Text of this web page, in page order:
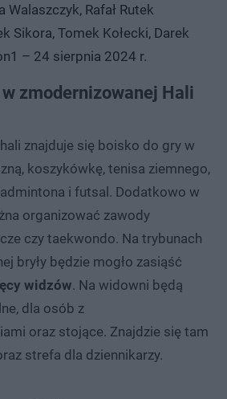
Walaszczyk, Rafał Rutek
Sikora, Tomek Kołecki, Darek
– 24 sierpnia 2024 r.
zmodernizowanej Hali
znajduje się boisko do gry w
koszykówkę, tenisa ziemnego,
i futsal. Dodatkowo w
organizować zawody
czy taekwondo. Na trybunach
bryły będzie mogło zasiąść
widzów. Na widowni będą
dla osób z
oraz stojące. Znajdzie się tam
strefa dla dziennikarzy.